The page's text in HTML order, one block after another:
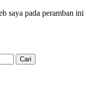
saya pada peramban ini